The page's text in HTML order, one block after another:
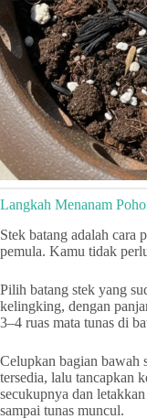
Langkah Menanam
Stek batang adalah cara
pemula. Kamu tidak
Pilih batang stek yang
kelingking, dengan
3–4 ruas mata tunas di
Celupkan bagian bawah
tersedia, lalu tancapkan
secukupnya dan
sampai tunas muncul.